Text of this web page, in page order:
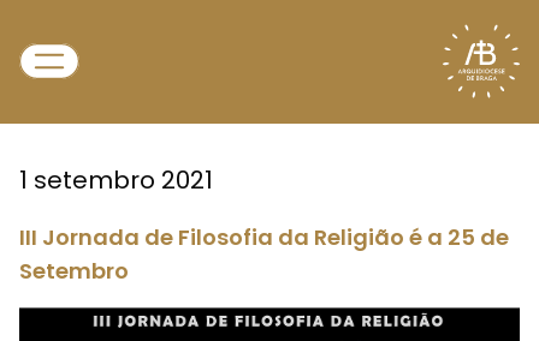
1 setembro 2021
III Jornada de Filosofia da Religião é a 25 de
Setembro